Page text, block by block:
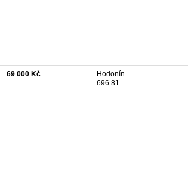
69 000 Kč
Hodonín
696 81